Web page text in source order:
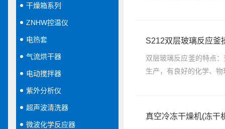
干燥箱系列
ZNHW控温仪
电热套
气流烘干器
电动搅拌器
紫外分析仪
超声波清洗器
微波化学反应器
S212双层玻璃反应釜
双层玻璃反应釜的特点
生产，有良好的化学、
真空冷冻干燥机(冻干